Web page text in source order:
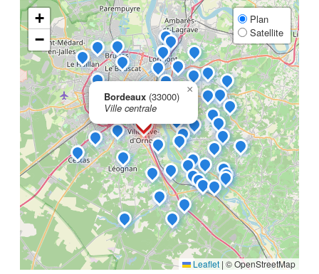
Bordeaux (33000)
Ville centrale
×
+
−
Plan
Satellite
Leaflet | © OpenStreetMap